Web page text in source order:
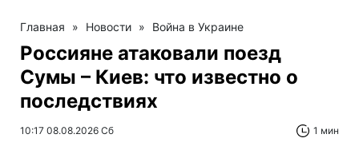
Главная » Новости » Война в Украине
Россияне атаковали поезд
Сумы – Киев: что известно о
последствиях
10:17 08.08.2026 Сб 1 мин